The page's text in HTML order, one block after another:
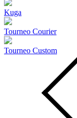
Kuga
Tourneo Courier
Tourneo Custom